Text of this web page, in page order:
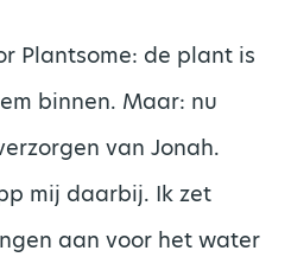
Plantsome: de plant is
binnen. Maar: nu
van Jonah.
mij daarbij. Ik zet
aan voor het water